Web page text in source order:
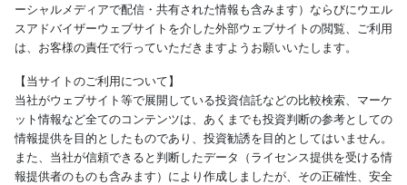
ーシャルメディアで配信・共有された情報も含みます）ならびにウエル
スアドバイザーウェブサイトを介した外部ウェブサイトの閲覧、ご利用
は、お客様の責任で行っていただきますようお願いいたします。
【当サイトのご利用について】
当社がウェブサイト等で展開している投資信託などの比較検索、マーケ
ット情報など全てのコンテンツは、あくまでも投資判断の参考としての
情報提供を目的としたものであり、投資勧誘を目的としてはいません。
また、当社が信頼できると判断したデータ（ライセンス提供を受ける情
報提供者のものも含みます）により作成しましたが、その正確性、安全